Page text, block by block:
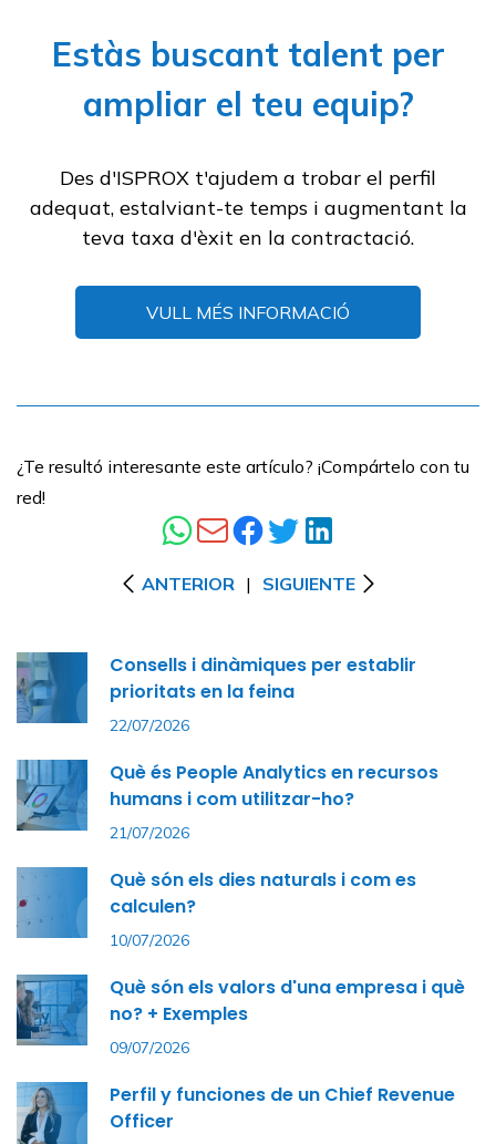
Estàs buscant talent per
ampliar el teu equip?
Des d'ISPROX t'ajudem a trobar el perfil
adequat, estalviant-te temps i augmentant la
teva taxa d'èxit en la contractació.
VULL MÉS INFORMACIÓ
¿Te resultó interesante este artículo? ¡Compártelo con tu
red!
ANTERIOR | SIGUIENTE
Consells i dinàmiques per establir
prioritats en la feina
22/07/2026
Què és People Analytics en recursos
humans i com utilitzar-ho?
21/07/2026
Què són els dies naturals i com es
calculen?
10/07/2026
Què són els valors d'una empresa i què
no? + Exemples
09/07/2026
Perfil y funciones de un Chief Revenue
Officer